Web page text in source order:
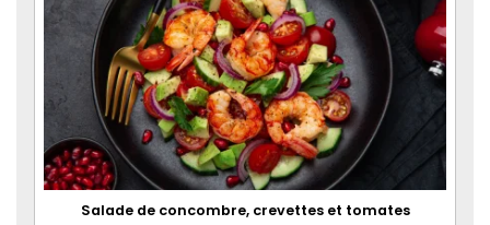
Salade de concombre, crevettes et tomates